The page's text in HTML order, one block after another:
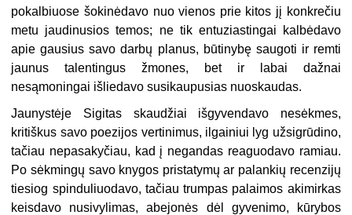
pokalbiuose šokinėdavo nuo vienos prie kitos jį konkrečiu
metu jaudinusios temos; ne tik entuziastingai kalbėdavo
apie gausius savo darbų planus, būtinybę saugoti ir remti
jaunus talentingus žmones, bet ir labai dažnai
nesąmoningai išliedavo susikaupusias nuoskaudas.
Jaunystėje Sigitas skaudžiai išgyvendavo nesėkmes,
kritiškus savo poezijos vertinimus, ilgainiui lyg užsigrūdino,
tačiau nepasakyčiau, kad į negandas reaguodavo ramiau.
Po sėkmingų savo knygos pristatymų ar palankių recenzijų
tiesiog spinduliuodavo, tačiau trumpas palaimos akimirkas
keisdavo nusivylimas, abejonės dėl gyvenimo, kūrybos